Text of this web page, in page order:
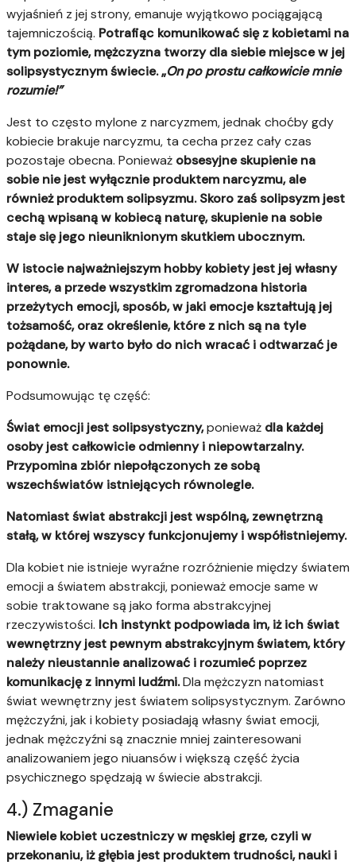
wyjaśnień z jej strony, emanuje wyjątkowo pociągającą
tajemniczością. Potrafiąc komunikować się z kobietami na
tym poziomie, mężczyzna tworzy dla siebie miejsce w jej
solipsystycznym świecie. „On po prostu całkowicie mnie
rozumie!”
Jest to często mylone z narcyzmem, jednak choćby gdy
kobiecie brakuje narcyzmu, ta cecha przez cały czas
pozostaje obecna. Ponieważ obsesyjne skupienie na
sobie nie jest wyłącznie produktem narcyzmu, ale
również produktem solipsyzmu. Skoro zaś solipsyzm jest
cechą wpisaną w kobiecą naturę, skupienie na sobie
staje się jego nieuniknionym skutkiem ubocznym.
W istocie najważniejszym hobby kobiety jest jej własny
interes, a przede wszystkim zgromadzona historia
przeżytych emocji, sposób, w jaki emocje kształtują jej
tożsamość, oraz określenie, które z nich są na tyle
pożądane, by warto było do nich wracać i odtwarzać je
ponownie.
Podsumowując tę część:
Świat emocji jest solipsystyczny,ponieważ dla każdej
osoby jest całkowicie odmienny i niepowtarzalny.
Przypomina zbiór niepołączonych ze sobą
wszechświatów istniejących równolegle.
Natomiast świat abstrakcji jest wspólną, zewnętrzną
stałą, w której wszyscy funkcjonujemy i współistniejemy.
Dla kobiet nie istnieje wyraźne rozróżnienie między światem
emocji a światem abstrakcji, ponieważ emocje same w
sobie traktowane są jako forma abstrakcyjnej
rzeczywistości. Ich instynkt podpowiada im, iż ich świat
wewnętrzny jest pewnym abstrakcyjnym światem, który
należy nieustannie analizować i rozumieć poprzez
komunikację z innymi ludźmi.Dla mężczyzn natomiast
świat wewnętrzny jest światem solipsystycznym. Zarówno
mężczyźni, jak i kobiety posiadają własny świat emocji,
jednak mężczyźni są znacznie mniej zainteresowani
analizowaniem jego niuansów i większą część życia
psychicznego spędzają w świecie abstrakcji.
4.) Zmaganie
Niewiele kobiet uczestniczy w męskiej grze, czyli w
przekonaniu, iż głębia jest produktem trudności, nauki i